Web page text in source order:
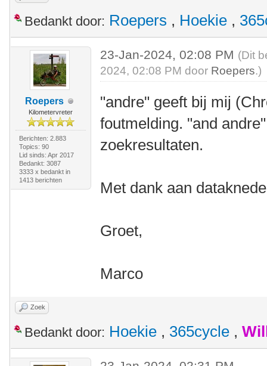
Bedankt door: Roepers , Hoekie ,
Roepers
Kilometervreter
Berichten: 2.883
Topics: 90
Lid sinds: Apr 2017
Bedankt: 3087
3333 x bedankt in
1413 berichten
23-Jan-2024, 02:08 PM (Dit
2024, 02:08 PM door Roepers.)
"andre" geeft bij mij
foutmelding. "and
zoekresultaten.
Met dank aan
Groet,
Marco
Zoek
Bedankt door: Hoekie , 365cycle ,